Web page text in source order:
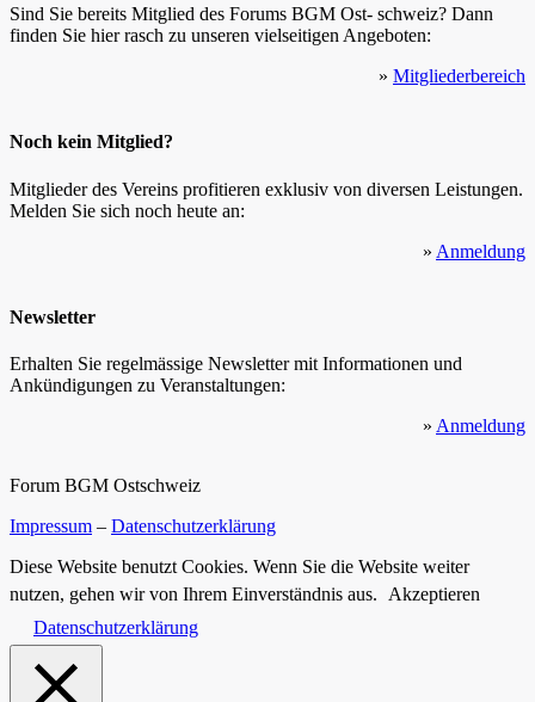
Sind Sie bereits Mitglied des Forums BGM Ost- schweiz? Dann
finden Sie hier rasch zu unseren vielseitigen Angeboten:
» Mitgliederbereich
Noch kein Mitglied?
Mitglieder des Vereins profitieren exklusiv von diversen Leistungen.
Melden Sie sich noch heute an:
» Anmeldung
Newsletter
Erhalten Sie regelmässige Newsletter mit Informationen und
Ankündigungen zu Veranstaltungen:
» Anmeldung
Forum BGM Ostschweiz
Impressum – Datenschutzerklärung
Diese Website benutzt Cookies. Wenn Sie die Website weiter
nutzen, gehen wir von Ihrem Einverständnis aus.
Akzeptieren
Datenschutzerklärung